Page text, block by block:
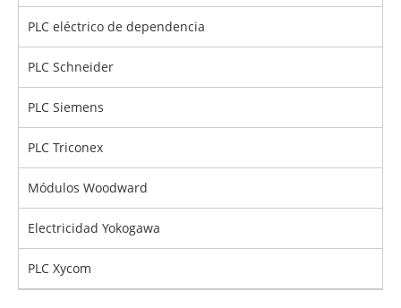
PLC eléctrico de dependencia
PLC Schneider
PLC Siemens
PLC Triconex
Módulos Woodward
Electricidad Yokogawa
PLC Xycom